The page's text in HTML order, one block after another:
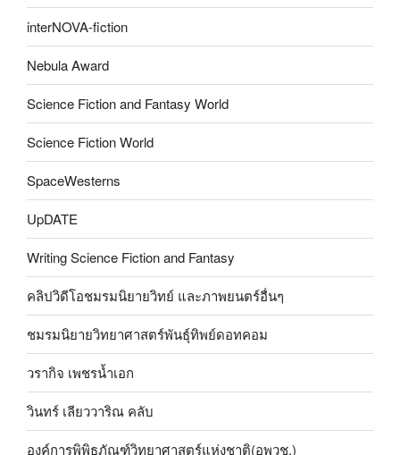
interNOVA-fiction
Nebula Award
Science Fiction and Fantasy World
Science Fiction World
SpaceWesterns
UpDATE
Writing Science Fiction and Fantasy
คลิปวิดีโอชมรมนิยายวิทย์ และภาพยนตร์อื่นๆ
ชมรมนิยายวิทยาศาสตร์พันธุ์ทิพย์ดอทคอม
วรากิจ เพชรน้ำเอก
วินทร์ เลียววาริณ คลับ
องค์การพิพิธภัณฑ์วิทยาศาสตร์แห่งชาติ(อพวช.)